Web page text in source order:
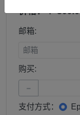
价格：￥
邮箱:
购买:
−
支付方式：